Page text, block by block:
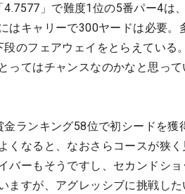
」で難度1位の5番パー4は
はキャリーで300ヤードは必要。
のフェアウェイをとらえている
ってはチャンスなのかなと思っ
ランキング58位で初シードを
くなると、なおさらコースが狭
バーもそうですし、セカンドシ
ますが、アグレッシブに挑戦した